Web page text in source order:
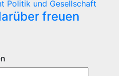
Politik und Gesellschaft
freuen